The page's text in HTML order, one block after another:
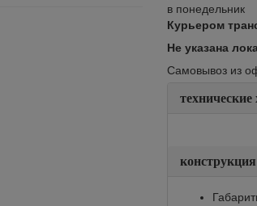
в понедельник
Курьером
Не указана
Самовывоз из
конструкция